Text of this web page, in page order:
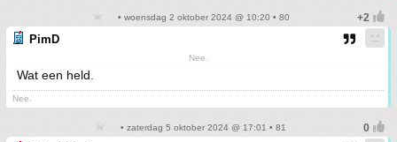
• woensdag 2 oktober 2024 @ 10:20 • 80
PimD
Nee.
Wat een held.
Nee.
• zaterdag 5 oktober 2024 @ 17:01 • 81